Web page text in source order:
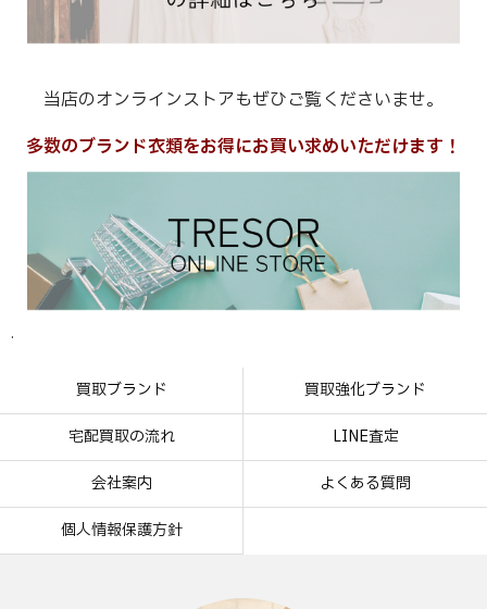
当店のオンラインストアもぜひご覧くださいませ。
多数のブランド衣類をお得にお買い求めいただけます！
.
買取ブランド 買取強化ブランド
宅配買取の流れ LINE査定
会社案内 よくある質問
個人情報保護方針